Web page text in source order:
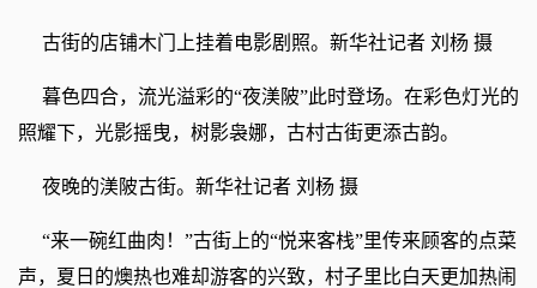
古街的店铺木门上挂着电影剧照。新华社记者 刘杨 摄
暮色四合，流光溢彩的“夜渼陂”此时登场。在彩色灯光的
照耀下，光影摇曳，树影袅娜，古村古街更添古韵。
夜晚的渼陂古街。新华社记者 刘杨 摄
“来一碗红曲肉！”古街上的“悦来客栈”里传来顾客的点菜
声，夏日的燠热也难却游客的兴致，村子里比白天更加热闹